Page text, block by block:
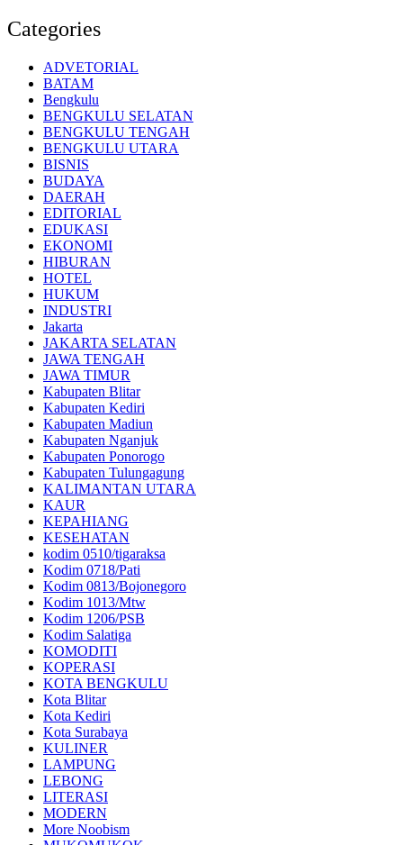
Categories
ADVETORIAL
BATAM
Bengkulu
BENGKULU SELATAN
BENGKULU TENGAH
BENGKULU UTARA
BISNIS
BUDAYA
DAERAH
EDITORIAL
EDUKASI
EKONOMI
HIBURAN
HOTEL
HUKUM
INDUSTRI
Jakarta
JAKARTA SELATAN
JAWA TENGAH
JAWA TIMUR
Kabupaten Blitar
Kabupaten Kediri
Kabupaten Madiun
Kabupaten Nganjuk
Kabupaten Ponorogo
Kabupaten Tulungagung
KALIMANTAN UTARA
KAUR
KEPAHIANG
KESEHATAN
kodim 0510/tigaraksa
Kodim 0718/Pati
Kodim 0813/Bojonegoro
Kodim 1013/Mtw
Kodim 1206/PSB
Kodim Salatiga
KOMODITI
KOPERASI
KOTA BENGKULU
Kota Blitar
Kota Kediri
Kota Surabaya
KULINER
LAMPUNG
LEBONG
LITERASI
MODERN
More Noobism